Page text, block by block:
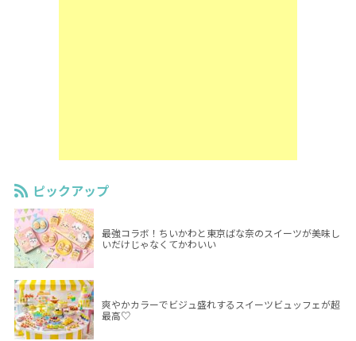
ピックアップ
最強コラボ！ちいかわと東京ばな奈のスイーツが美味し
いだけじゃなくてかわいい
爽やかカラーでビジュ盛れするスイーツビュッフェが超
最高♡